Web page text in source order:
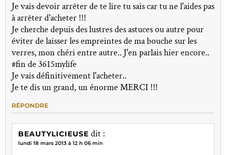
Je vais devoir arrêter de te lire tu sais car tu ne l'aides pas
à arrêter d'acheter !!!
Je cherche depuis des lustres des astuces ou autre pour
éviter de laisser les empreintes de ma bouche sur les
verres, mon chéri entre autre.. J'en parlais hier encore..
#fin de 3615mylife
Je vais définitivement l'acheter..
Je te dis un grand, un énorme MERCI !!!
RÉPONDRE
BEAUTYLICIEUSE dit :
lundi 18 mars 2013 à 12 h 06 min